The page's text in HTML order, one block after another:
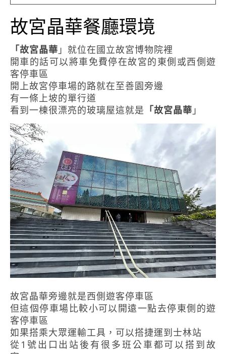
故宮晶華餐廳環境
「故宮晶華 」就位在國立故宮博物院裡
開車的話可以將車免費停在故宮的東側或西側遊
客停車區
開上故宮停車場的路就在至善園旁邊
有一條上坡的單行道
看到一棟很漂亮的玻璃屋這就是 「故宮晶華 」
故宮晶華旁邊就是西側遊客停車區
但這個停車場比較小可以開遠一點去停東側的遊
客停車區
如果搭乘大眾運輸工具，可以搭捷運到士林站
從1號出口出站後有很多班公車都可以搭到故